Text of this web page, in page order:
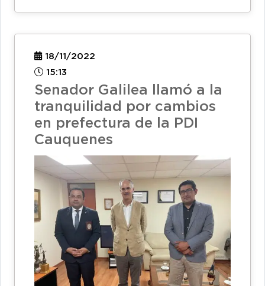
18/11/2022
15:13
Senador Galilea llamó a la
tranquilidad por cambios
en prefectura de la PDI
Cauquenes